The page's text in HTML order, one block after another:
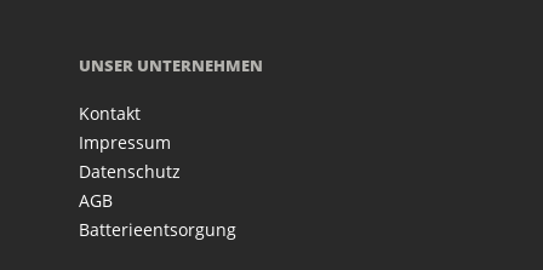
UNSER UNTERNEHMEN
Kontakt
Impressum
Datenschutz
AGB
Batterieentsorgung